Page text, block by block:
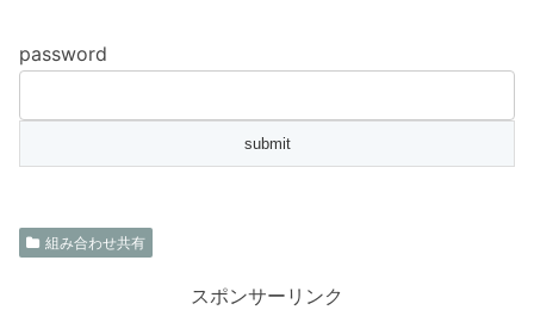
password
組み合わせ共有
スポンサーリンク